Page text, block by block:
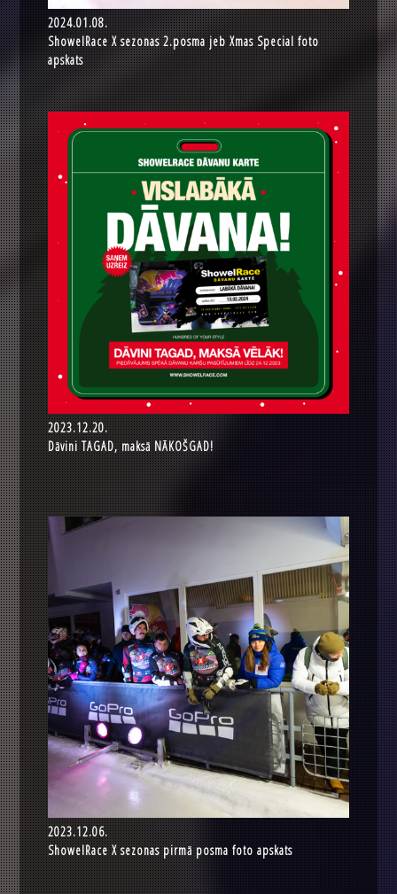
2024.01.08.
ShowelRace X sezonas 2.posma jeb Xmas Special foto
apskats
2023.12.20.
Dāvini TAGAD, maksā NĀKOŠGAD!
2023.12.06.
ShowelRace X sezonas pirmā posma foto apskats